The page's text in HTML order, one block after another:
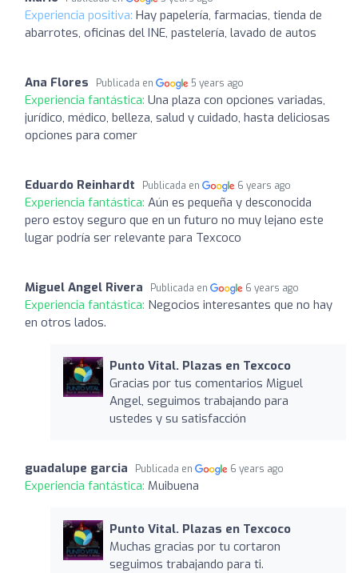
Experiencia positiva: Hay papelería, farmacias, tienda de
abarrotes, oficinas del INE, pastelería, lavado de autos
Ana Flores Publicada en 5 years ago
Experiencia fantástica: Una plaza con opciones variadas,
jurídico, médico, belleza, salud y cuidado, hasta deliciosas
opciones para comer
Eduardo Reinhardt Publicada en 6 years ago
Experiencia fantástica: Aún es pequeña y desconocida
pero estoy seguro que en un futuro no muy lejano este
lugar podría ser relevante para Texcoco
Miguel Angel Rivera Publicada en 6 years ago
Experiencia fantástica: Negocios interesantes que no hay
en otros lados.
Punto Vital. Plazas en Texcoco
Gracias por tus comentarios Miguel
Angel, seguimos trabajando para
ustedes y su satisfacción
guadalupe garcia Publicada en 6 years ago
Experiencia fantástica: Muibuena
Punto Vital. Plazas en Texcoco
Muchas gracias por tu cortaron
seguimos trabajando para ti.